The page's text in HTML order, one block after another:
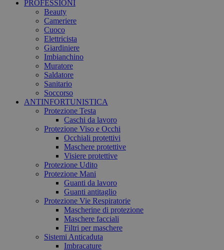
PROFESSIONI
Beauty
Cameriere
Cuoco
Elettricista
Giardiniere
Imbianchino
Muratore
Saldatore
Sanitario
Soccorso
ANTINFORTUNISTICA
Protezione Testa
Caschi da lavoro
Protezione Viso e Occhi
Occhiali protettivi
Maschere protettive
Visiere protettive
Protezione Udito
Protezione Mani
Guanti da lavoro
Guanti antitaglio
Protezione Vie Respiratorie
Mascherine di protezione
Maschere facciali
Filtri per maschere
Sistemi Anticaduta
Imbracature